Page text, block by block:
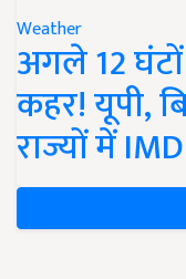
Weather
अगले 12
कहर! यूपी,
राज्यों में